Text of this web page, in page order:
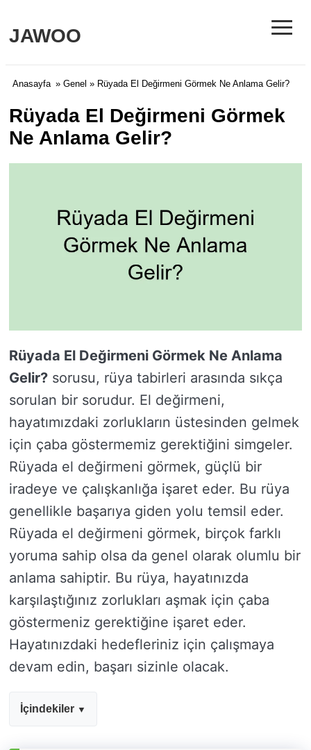
JAWOO ≡
Anasayfa » Genel » Rüyada El Değirmeni Görmek Ne Anlama Gelir?
Rüyada El Değirmeni Görmek
Ne Anlama Gelir?
Rüyada El Değirmeni Görmek Ne Anlama
Gelir? sorusu, rüya tabirleri arasında sıkça
sorulan bir sorudur. El değirmeni,
hayatımızdaki zorlukların üstesinden gelmek
için çaba göstermemiz gerektiğini simgeler.
Rüyada el değirmeni görmek, güçlü bir
iradeye ve çalışkanlığa işaret eder. Bu rüya
genellikle başarıya giden yolu temsil eder.
Rüyada el değirmeni görmek, birçok farklı
yoruma sahip olsa da genel olarak olumlu bir
anlama sahiptir. Bu rüya, hayatınızda
karşılaştığınız zorlukları aşmak için çaba
göstermeniz gerektiğine işaret eder.
Hayatınızdaki hedefleriniz için çalışmaya
devam edin, başarı sizinle olacak.
İçindekiler